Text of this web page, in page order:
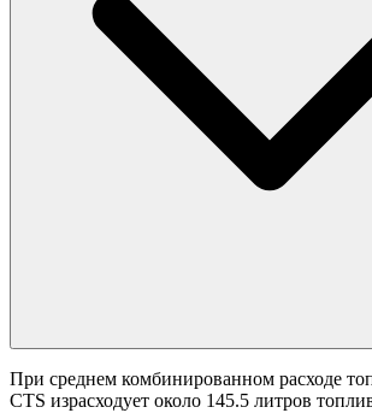
При среднем комбинированном расходе
CTS израсходует около 145.5 литров